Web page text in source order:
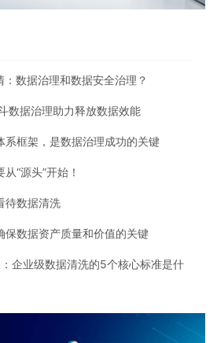
数据治理和数据安全治理？
数据治理助力释放数据效能
系框架，是数据治理成功的关键
“源头”开始！
待数据清洗
保数据资产质量和价值的关键
企业级数据清洗的5个核心标准是什